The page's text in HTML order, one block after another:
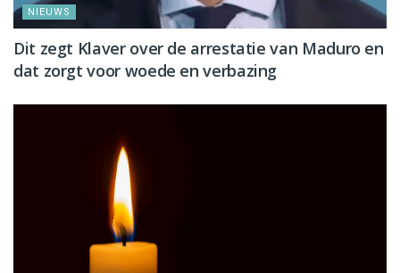
NIEUWS
Dit zegt Klaver over de arrestatie van Maduro en
dat zorgt voor woede en verbazing